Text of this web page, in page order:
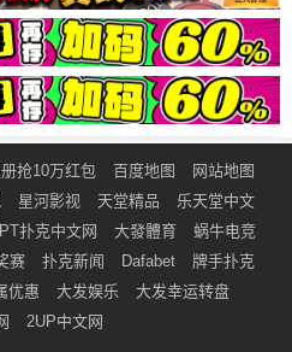
抢10万红包 百度地图
网站地图
星河影视 天堂精品
乐天堂中文
扑克中文网 大發體育
蜗牛电竞
赛 扑克新闻 Dafabet
牌手扑克
优惠 大发娱乐
大发幸运转盘
2UP中文网